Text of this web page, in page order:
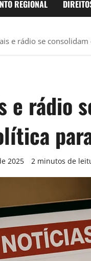
REGIONAL
e rádio se
e rádio
2025 2 minutos de